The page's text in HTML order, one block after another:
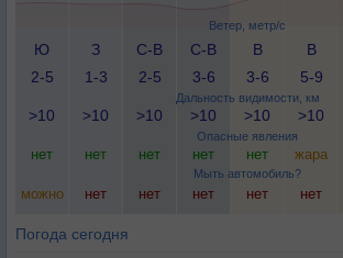
Ветер, метр/с
Дальность видимости, км
Опасные явления
Мыть автомобиль?
Ю
2-5
З
1-3
С-В
2-5
С-В
3-6
В
3-6
В
5-9
>10 >10 >10 >10 >10 >10
нет нет нет нет нет жара
можно нет нет нет нет нет
Погода сегодня